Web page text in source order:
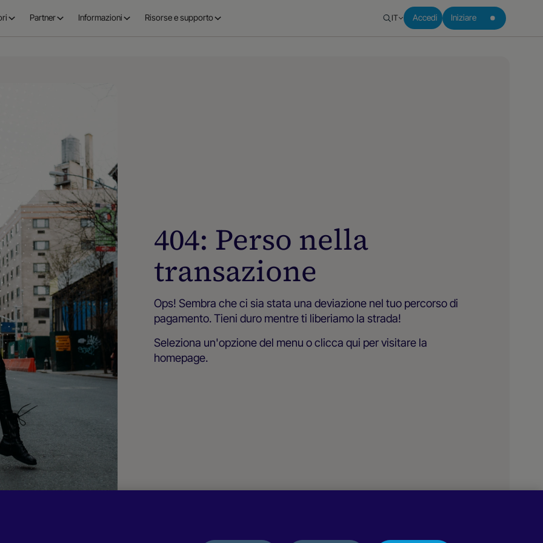
Partner Informazioni Risorse e supporto IT Accedi Iniziare
404: Perso nella
transazione
Ops! Sembra che ci sia stata una deviazione nel tuo percorso di
pagamento. Tieni duro mentre ti liberiamo la strada!
Seleziona un'opzione del menu oclicca qui per visitare la
homepage.